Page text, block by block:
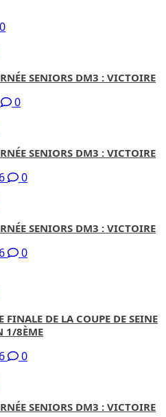
0
SENIORS DM3 : VICTOIRE
0
SENIORS DM3 : VICTOIRE
0
SENIORS DM3 : VICTOIRE
0
DE LA COUPE DE SEINE
1/8ÈME
0
SENIORS DM3 : VICTOIRE